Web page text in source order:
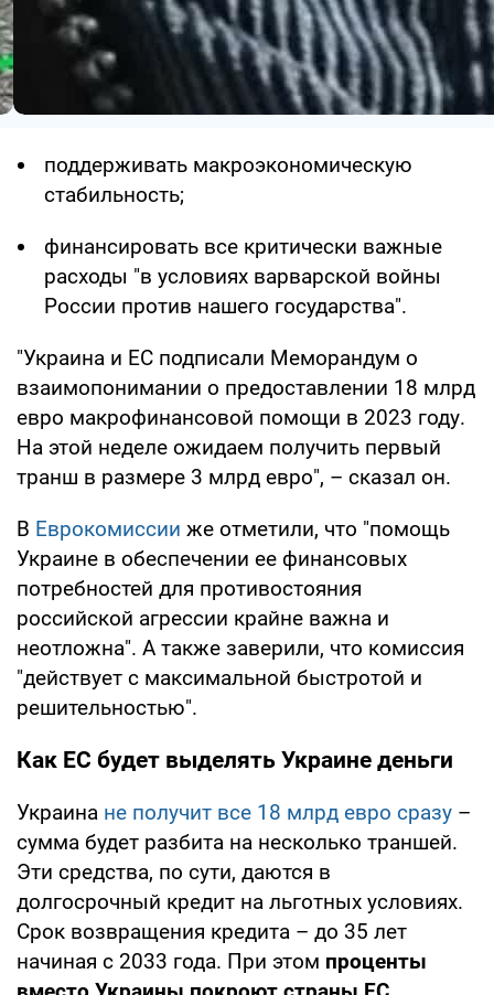
поддерживать макроэкономическую
стабильность;
финансировать все критически важные
расходы "в условиях варварской войны
России против нашего государства".
"Украина и ЕС подписали Меморандум о
взаимопонимании о предоставлении 18 млрд
евро макрофинансовой помощи в 2023 году.
На этой неделе ожидаем получить первый
транш в размере 3 млрд евро", – сказал он.
В Еврокомиссии же отметили, что "помощь
Украине в обеспечении ее финансовых
потребностей для противостояния
российской агрессии крайне важна и
неотложна". А также заверили, что комиссия
"действует с максимальной быстротой и
решительностью".
Как ЕС будет выделять Украине деньги
Украина не получит все 18 млрд евро сразу –
сумма будет разбита на несколько траншей.
Эти средства, по сути, даются в
долгосрочный кредит на льготных условиях.
Срок возвращения кредита – до 35 лет
начиная с 2033 года. При этом проценты